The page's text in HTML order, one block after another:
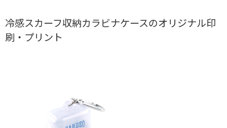
冷感スカーフ収納カラビナケースのオリジナル印
刷・プリント